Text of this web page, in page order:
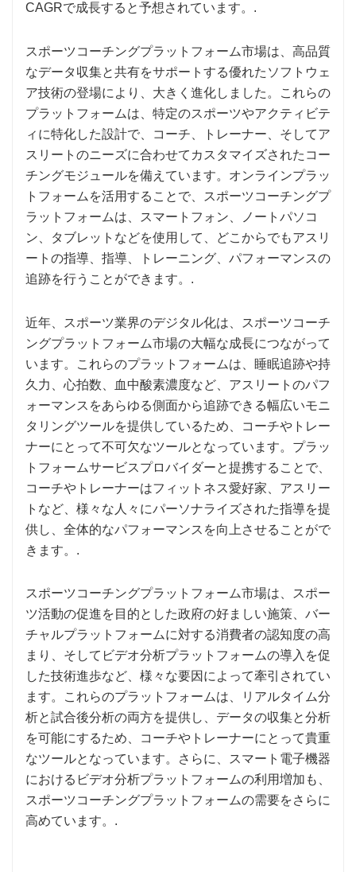
CAGRで成長すると予想されています。.
スポーツコーチングプラットフォーム市場は、高品質
なデータ収集と共有をサポートする優れたソフトウェ
ア技術の登場により、大きく進化しました。これらの
プラットフォームは、特定のスポーツやアクティビテ
ィに特化した設計で、コーチ、トレーナー、そしてア
スリートのニーズに合わせてカスタマイズされたコー
チングモジュールを備えています。オンラインプラッ
トフォームを活用することで、スポーツコーチングプ
ラットフォームは、スマートフォン、ノートパソコ
ン、タブレットなどを使用して、どこからでもアスリ
ートの指導、指導、トレーニング、パフォーマンスの
追跡を行うことができます。.
近年、スポーツ業界のデジタル化は、スポーツコーチ
ングプラットフォーム市場の大幅な成長につながって
います。これらのプラットフォームは、睡眠追跡や持
久力、心拍数、血中酸素濃度など、アスリートのパフ
ォーマンスをあらゆる側面から追跡できる幅広いモニ
タリングツールを提供しているため、コーチやトレー
ナーにとって不可欠なツールとなっています。プラッ
トフォームサービスプロバイダーと提携することで、
コーチやトレーナーはフィットネス愛好家、アスリー
トなど、様々な人々にパーソナライズされた指導を提
供し、全体的なパフォーマンスを向上させることがで
きます。.
スポーツコーチングプラットフォーム市場は、スポー
ツ活動の促進を目的とした政府の好ましい施策、バー
チャルプラットフォームに対する消費者の認知度の高
まり、そしてビデオ分析プラットフォームの導入を促
した技術進歩など、様々な要因によって牽引されてい
ます。これらのプラットフォームは、リアルタイム分
析と試合後分析の両方を提供し、データの収集と分析
を可能にするため、コーチやトレーナーにとって貴重
なツールとなっています。さらに、スマート電子機器
におけるビデオ分析プラットフォームの利用増加も、
スポーツコーチングプラットフォームの需要をさらに
高めています。.